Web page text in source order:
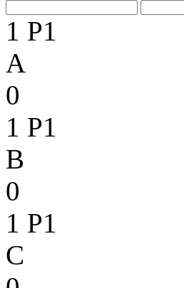
1 P1
A
0
1 P1
B
0
1 P1
C